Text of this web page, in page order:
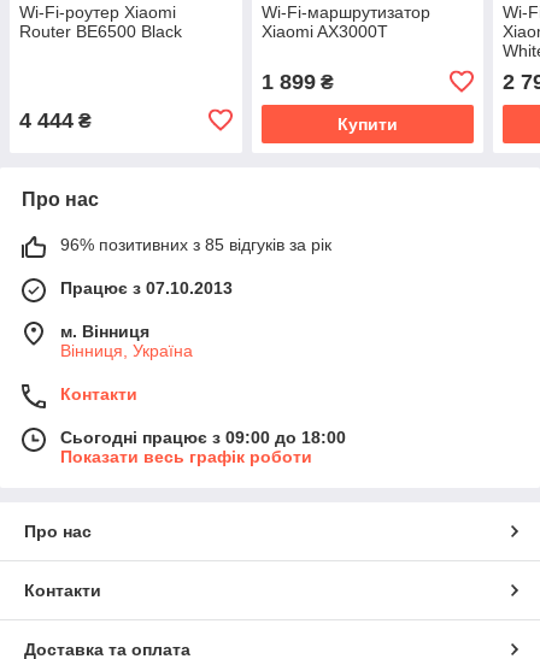
Wi-Fi-роутер Xiaomi
Router BE6500 Black
4 444 ₴
Wi-Fi-маршрутизатор
Xiaomi AX3000T
1 899₴
Купити
Wi-
2
Про нас
96% позитивних з 85 відгуків за рік
Працює з 07.10.2013
м. Вінниця
Вінниця, Україна
Контакти
Сьогодні працює з 09:00 до 18:00
Показати весь графік роботи
Про нас
Контакти
Доставка та оплата